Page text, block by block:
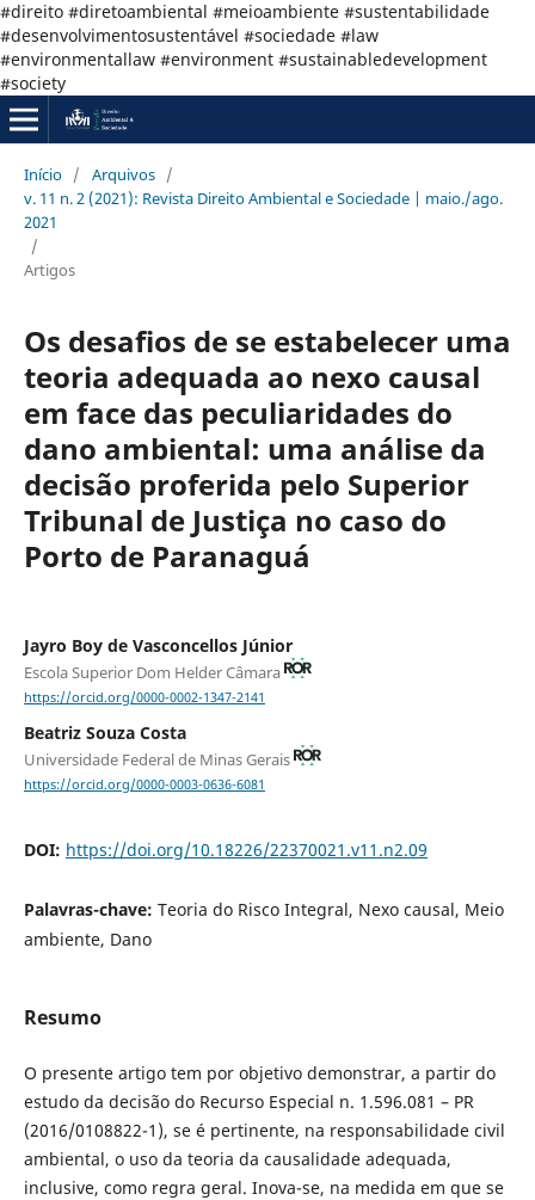
#direito #diretoambiental #meioambiente #sustentabilidade
#desenvolvimentosustentável #sociedade #law
#environmentallaw #environment #sustainabledevelopment
#society
Início / Arquivos /
v. 11 n. 2 (2021): Revista Direito Ambiental e Sociedade | maio./ago.
2021
/
Artigos
Os desafios de se estabelecer uma
teoria adequada ao nexo causal
em face das peculiaridades do
dano ambiental: uma análise da
decisão proferida pelo Superior
Tribunal de Justiça no caso do
Porto de Paranaguá
Jayro Boy de Vasconcellos Júnior
Escola Superior Dom Helder Câmara
https://orcid.org/0000-0002-1347-2141
Beatriz Souza Costa
Universidade Federal de Minas Gerais
https://orcid.org/0000-0003-0636-6081
DOI: https://doi.org/10.18226/22370021.v11.n2.09
Palavras-chave: Teoria do Risco Integral, Nexo causal, Meio
ambiente, Dano
Resumo
O presente artigo tem por objetivo demonstrar, a partir do
estudo da decisão do Recurso Especial n. 1.596.081 – PR
(2016/0108822-1), se é pertinente, na responsabilidade civil
ambiental, o uso da teoria da causalidade adequada,
inclusive, como regra geral. Inova-se, na medida em que se